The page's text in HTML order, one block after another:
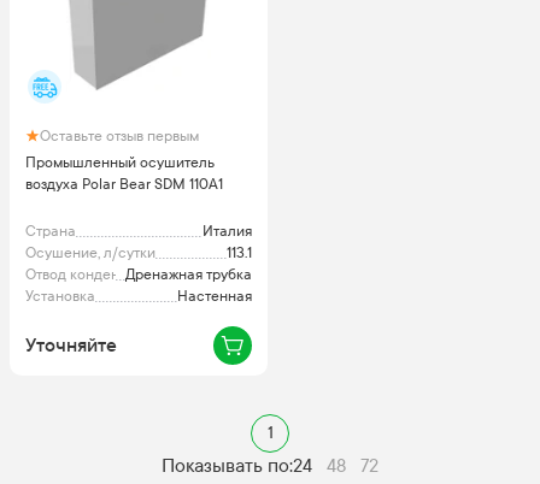
Оставьте отзыв первым
Промышленный осушитель
воздуха Polar Bear SDM 110A1
Страна
Италия
Осушение, л/сутки
113.1
Отвод конденсатаДренажная трубка
Установка
Настенная
Уточняйте
1
Показывать по:24 48 72